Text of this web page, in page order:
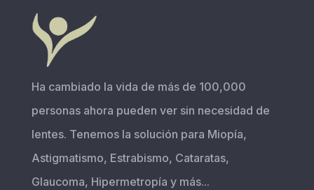
Ha cambiado la vida de más de 100,000
personas ahora pueden ver sin necesidad de
lentes. Tenemos la solución para Miopía,
Astigmatismo, Estrabismo, Cataratas,
Glaucoma, Hipermetropía y más...